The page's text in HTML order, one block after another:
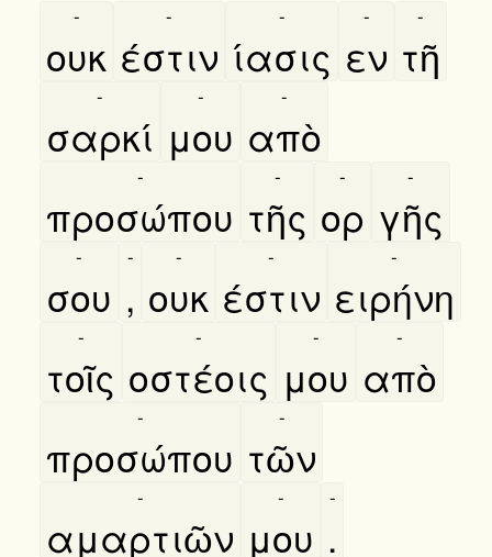
ουκ
-
έστιν
-
ίασις
-
εν
-
τῆ
-
σαρκί
-
μου
-
απὸ
-
προσώπου
-
τῆς
-
ορ
-
γῆς
-
σου
-
,
-
ουκ
-
έστιν
-
ειρήνη
-
τοῖς
-
οστέοις
-
μου
-
απὸ
-
προσώπου
-
τῶν
-
αμαρτιῶν
-
μου
-
.
-